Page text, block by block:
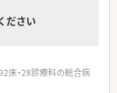
ださい
床・28診療科の総合病